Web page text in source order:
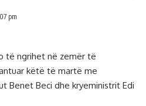
pm
të ngrihet në zemër të
këtë të martë me
Benet Beci dhe kryeministrit Edi